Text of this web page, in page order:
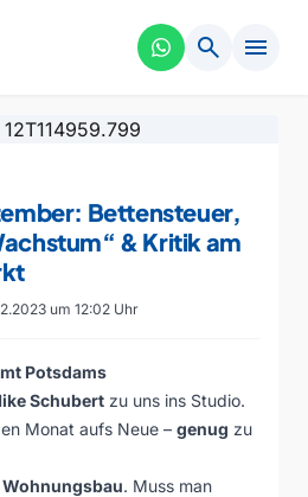
search menu
Bettensteuer,
& Kritik am
um 12:02 Uhr
Potsdams
Schubert zu uns ins Studio.
Monat aufs Neue – genug zu
. Muss man